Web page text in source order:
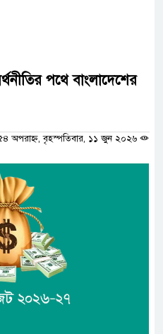
পথে বাংলাদেশের
অপরাহ্ন, বৃহস্পতিবার, ১১ জুন ২০২৬